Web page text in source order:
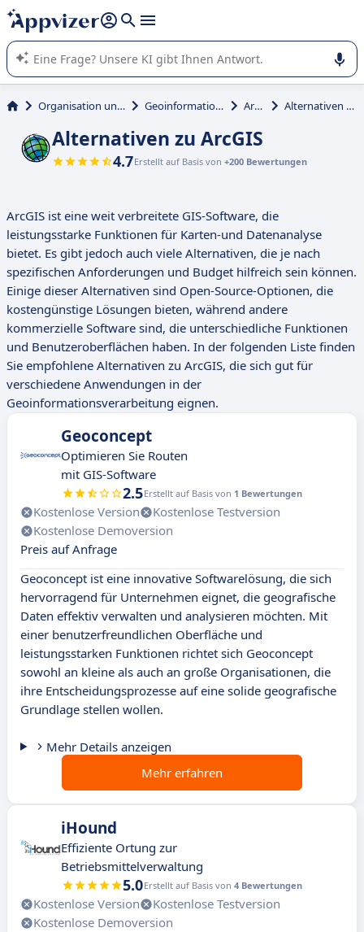
beantworten (mehrere Zeilen mit
Die KI von Appvizer führt Sie bei der Nutzung oder Auswahl
von SaaS-Software in Unternehmen.
Organisation und Planung Geoinformationssystem ArcGIS Alternativen zu ArcGIS
Alternativen zu ArcGIS
4.7Erstellt auf Basis von +200 Bewertungen
ArcGIS ist eine weit verbreitete GIS-Software, die
leistungsstarke Funktionen für Karten-und Datenanalyse
bietet. Es gibt jedoch auch viele Alternativen, die je nach
spezifischen Anforderungen und Budget hilfreich sein können.
Einige dieser Alternativen sind Open-Source-Optionen, die
kostengünstige Lösungen bieten, während andere
kommerzielle Software sind, die unterschiedliche Funktionen
und Benutzeroberflächen haben. In der folgenden Liste finden
Sie empfohlene Alternativen zu ArcGIS, die sich gut für
verschiedene Anwendungen in der
Geoinformationsverarbeitung eignen.
Geoconcept
Optimieren Sie Routen
mit GIS-Software
2.5Erstellt auf Basis von 1 Bewertungen
Kostenlose Version
Kostenlose Testversion
Kostenlose Demoversion
Preis auf Anfrage
Geoconcept ist eine innovative Softwarelösung, die sich
hervorragend für Unternehmen eignet, die geografische
Daten effektiv verwalten und analysieren möchten. Mit
einer benutzerfreundlichen Oberfläche und
leistungsstarken Funktionen richtet sich Geoconcept
sowohl an kleine als auch an große Organisationen, die
ihre Entscheidungsprozesse auf eine solide geografische
Grundlage stellen wollen.
Mehr Details anzeigen
Mehr erfahren
iHound
Effiziente Ortung zur
Betriebsmittelverwaltung
5.0Erstellt auf Basis von 4 Bewertungen
Kostenlose Version
Kostenlose Testversion
Kostenlose Demoversion